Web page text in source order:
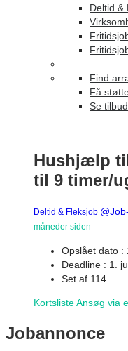
Deltid &
Find
Få
Se
Hushjælp
til 9 timer/
Deltid & Fleksjob
måneder siden
Opslået dato :
Deadline : 1.
Set af 114
KortslisteAnsøg via
Jobannonce